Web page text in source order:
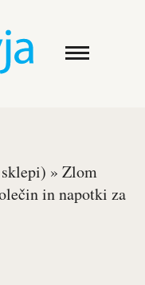
» Zlom
in napotki za